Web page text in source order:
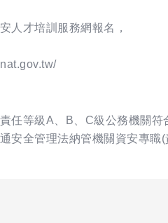
人才培訓服務網報名，
任等級A、B、C級公務機關
安全管理法納管機關資安專職